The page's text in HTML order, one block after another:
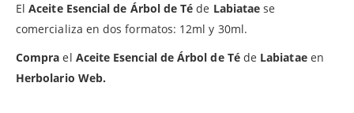
ElAceite Esencial de Árbol de Té de Labiatae se
comercializa en dos formatos: 12ml y 30ml.
Compra el Aceite Esencial de Árbol de Téde Labiataeen
Herbolario Web.